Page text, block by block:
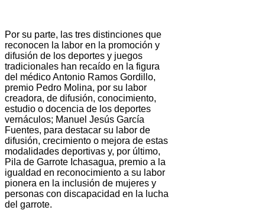
Por su parte, las tres distinciones que
reconocen la labor en la promoción y
difusión de los deportes y juegos
tradicionales han recaído en la figura
del médico Antonio Ramos Gordillo,
premio Pedro Molina, por su labor
creadora, de difusión, conocimiento,
estudio o docencia de los deportes
vernáculos; Manuel Jesús García
Fuentes, para destacar su labor de
difusión, crecimiento o mejora de estas
modalidades deportivas y, por último,
Pila de Garrote Ichasagua, premio a la
igualdad en reconocimiento a su labor
pionera en la inclusión de mujeres y
personas con discapacidad en la lucha
del garrote.